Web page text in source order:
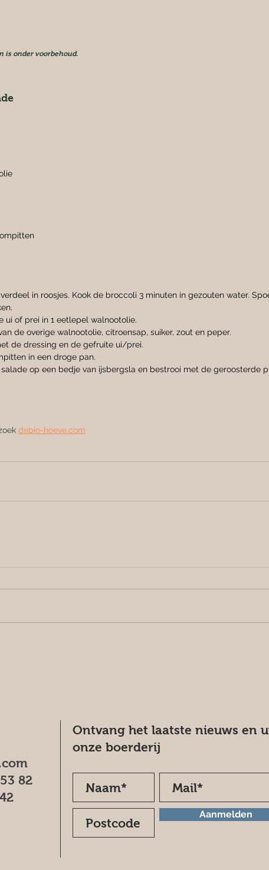
is onder voorbehoud.
in roosjes. Kook de broccoli 3 minuten in gezouten water.
ui of prei in 1 eetlepel walnootolie.
de overige walnootolie, citroensap, suiker, zout en peper.
de dressing en de gefruite ui/prei.
in een droge pan.
op een bedje van ijsbergsla en bestrooi met de geroosterde
debio-hoeve.com
82
Ontvang het laatste nieuws en
onze boerderij
Aanmelden